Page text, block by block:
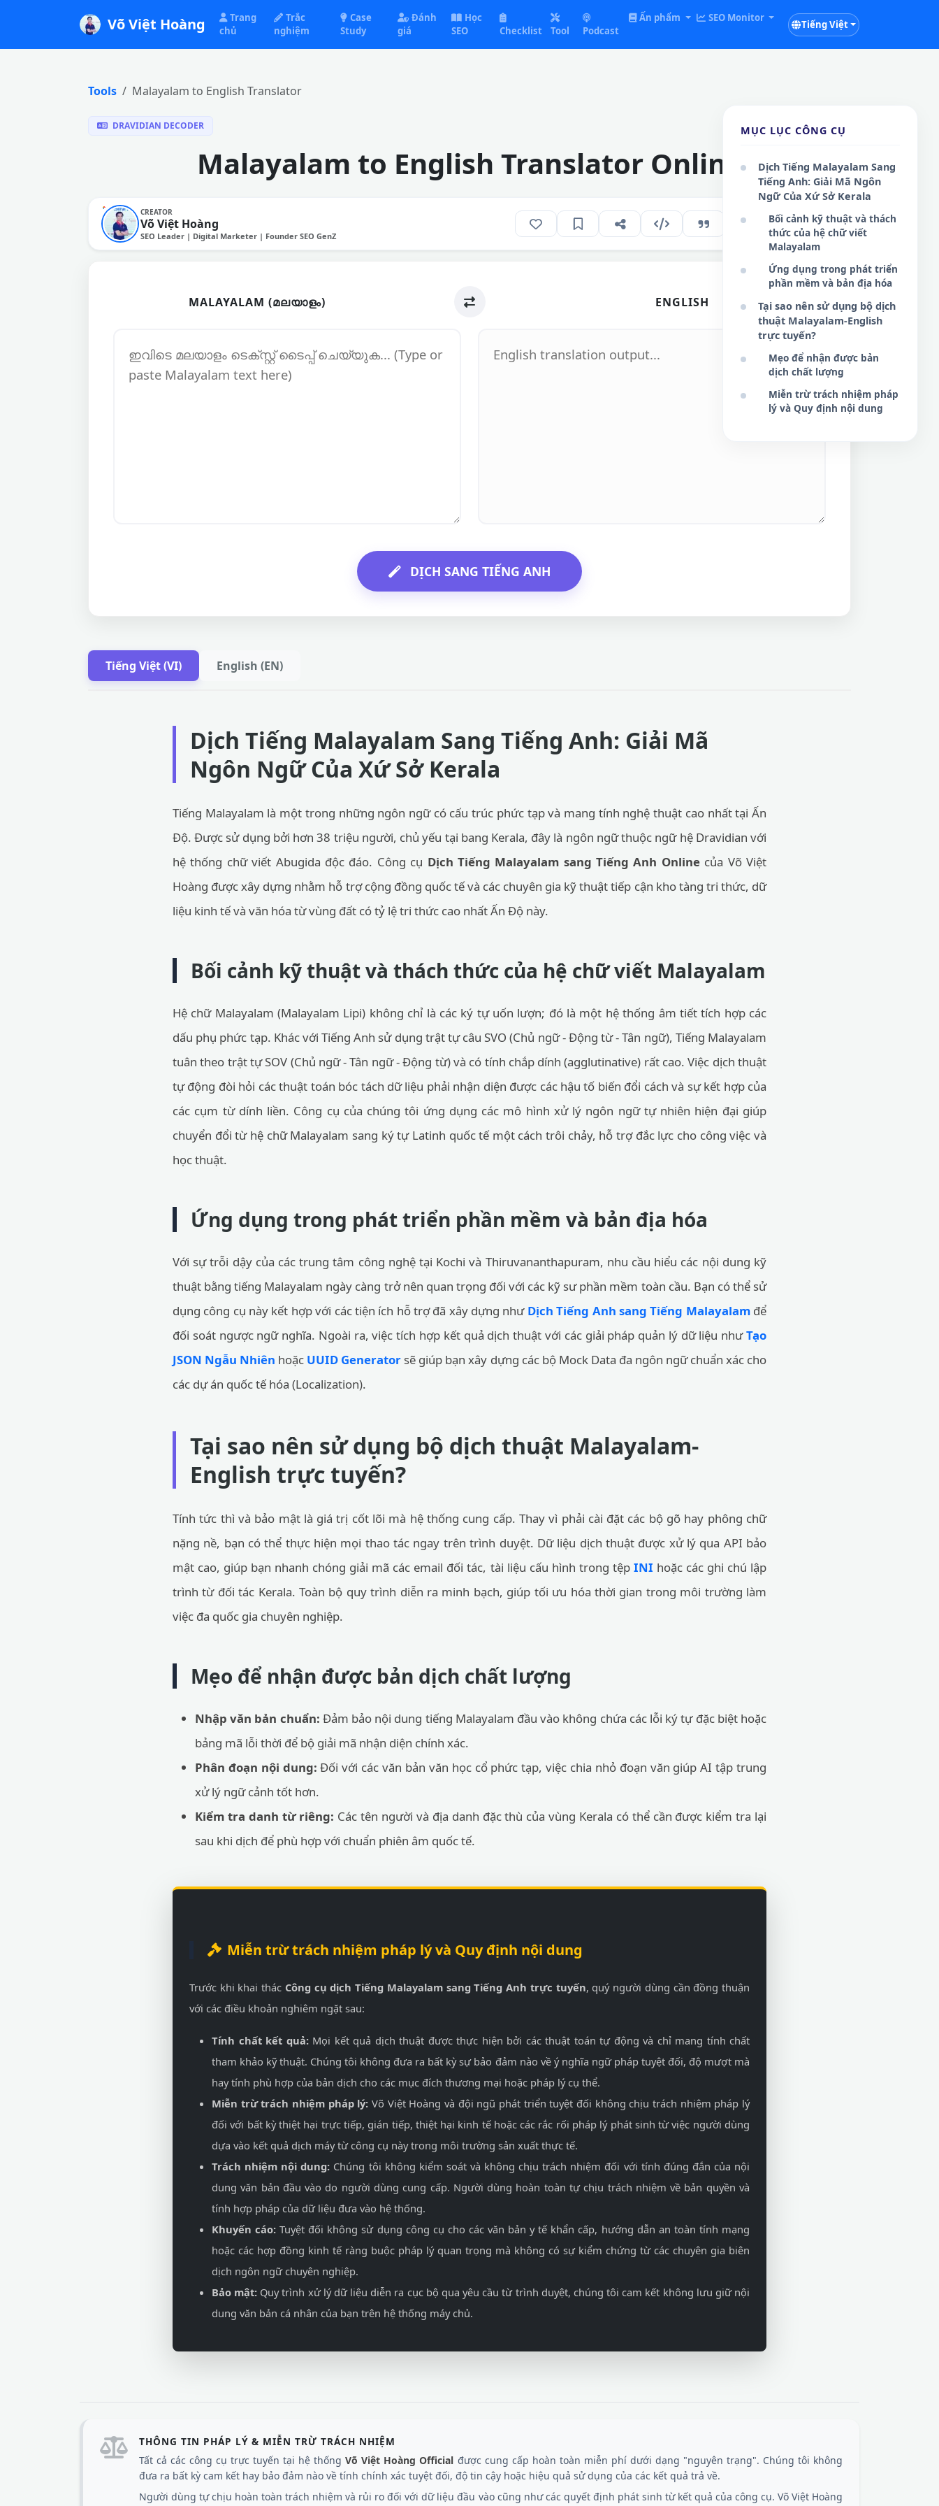
Võ Việt Hoàng
Trang
chủ
Trắc
nghiệm
Case
Study
Đánh
giá
Học
SEO
Checklist Tool Podcast
Ấn phẩm SEO Monitor
Tiếng Việt
Tools Malayalam to English Translator
DRAVIDIAN DECODER
Malayalam to English Translator Online
CREATOR
Võ Việt Hoàng
SEO Leader | Digital Marketer | Founder SEO GenZ
VI 159
MALAYALAM (മലയാളം) ENGLISH
DỊCH SANG TIẾNG ANH
Tiếng Việt (VI) English (EN)
Dịch Tiếng Malayalam Sang Tiếng Anh: Giải Mã
Ngôn Ngữ Của Xứ Sở Kerala
Tiếng Malayalam là một trong những ngôn ngữ có cấu trúc phức tạp và mang tính nghệ thuật cao nhất tại Ấn
Độ. Được sử dụng bởi hơn 38 triệu người, chủ yếu tại bang Kerala, đây là ngôn ngữ thuộc ngữ hệ Dravidian với
hệ thống chữ viết Abugida độc đáo. Công cụ Dịch Tiếng Malayalam sang Tiếng Anh Onlinecủa Võ Việt
Hoàng được xây dựng nhằm hỗ trợ cộng đồng quốc tế và các chuyên gia kỹ thuật tiếp cận kho tàng tri thức, dữ
liệu kinh tế và văn hóa từ vùng đất có tỷ lệ tri thức cao nhất Ấn Độ này.
Bối cảnh kỹ thuật và thách thức của hệ chữ viết Malayalam
Hệ chữ Malayalam (Malayalam Lipi) không chỉ là các ký tự uốn lượn; đó là một hệ thống âm tiết tích hợp các
dấu phụ phức tạp. Khác với Tiếng Anh sử dụng trật tự câu SVO (Chủ ngữ - Động từ - Tân ngữ), Tiếng Malayalam
tuân theo trật tự SOV (Chủ ngữ - Tân ngữ - Động từ) và có tính chắp dính (agglutinative) rất cao. Việc dịch thuật
tự động đòi hỏi các thuật toán bóc tách dữ liệu phải nhận diện được các hậu tố biến đổi cách và sự kết hợp của
các cụm từ dính liền. Công cụ của chúng tôi ứng dụng các mô hình xử lý ngôn ngữ tự nhiên hiện đại giúp
chuyển đổi từ hệ chữ Malayalam sang ký tự Latinh quốc tế một cách trôi chảy, hỗ trợ đắc lực cho công việc và
học thuật.
Ứng dụng trong phát triển phần mềm và bản địa hóa
Với sự trỗi dậy của các trung tâm công nghệ tại Kochi và Thiruvananthapuram, nhu cầu hiểu các nội dung kỹ
thuật bằng tiếng Malayalam ngày càng trở nên quan trọng đối với các kỹ sư phần mềm toàn cầu. Bạn có thể sử
dụng công cụ này kết hợp với các tiện ích hỗ trợ đã xây dựng như Dịch Tiếng Anh sang Tiếng Malayalamđể
đối soát ngược ngữ nghĩa. Ngoài ra, việc tích hợp kết quả dịch thuật với các giải pháp quản lý dữ liệu nhưTạo
JSON Ngẫu Nhiên hoặc UUID Generator sẽ giúp bạn xây dựng các bộ Mock Data đa ngôn ngữ chuẩn xác cho
các dự án quốc tế hóa (Localization).
Tại sao nên sử dụng bộ dịch thuật Malayalam-
English trực tuyến?
Tính tức thì và bảo mật là giá trị cốt lõi mà hệ thống cung cấp. Thay vì phải cài đặt các bộ gõ hay phông chữ
nặng nề, bạn có thể thực hiện mọi thao tác ngay trên trình duyệt. Dữ liệu dịch thuật được xử lý qua API bảo
mật cao, giúp bạn nhanh chóng giải mã các email đối tác, tài liệu cấu hình trong tệp INI hoặc các ghi chú lập
trình từ đối tác Kerala. Toàn bộ quy trình diễn ra minh bạch, giúp tối ưu hóa thời gian trong môi trường làm
việc đa quốc gia chuyên nghiệp.
Mẹo để nhận được bản dịch chất lượng
Nhập văn bản chuẩn: Đảm bảo nội dung tiếng Malayalam đầu vào không chứa các lỗi ký tự đặc biệt hoặc
bảng mã lỗi thời để bộ giải mã nhận diện chính xác.
Phân đoạn nội dung: Đối với các văn bản văn học cổ phức tạp, việc chia nhỏ đoạn văn giúp AI tập trung
xử lý ngữ cảnh tốt hơn.
Kiểm tra danh từ riêng: Các tên người và địa danh đặc thù của vùng Kerala có thể cần được kiểm tra lại
sau khi dịch để phù hợp với chuẩn phiên âm quốc tế.
Miễn trừ trách nhiệm pháp lý và Quy định nội dung
Trước khi khai thác Công cụ dịch Tiếng Malayalam sang Tiếng Anh trực tuyến, quý người dùng cần đồng thuận
với các điều khoản nghiêm ngặt sau:
Tính chất kết quả:Mọi kết quả dịch thuật được thực hiện bởi các thuật toán tự động và chỉ mang tính chất
tham khảo kỹ thuật. Chúng tôi không đưa ra bất kỳ sự bảo đảm nào về ý nghĩa ngữ pháp tuyệt đối, độ mượt mà
hay tính phù hợp của bản dịch cho các mục đích thương mại hoặc pháp lý cụ thể.
Miễn trừ trách nhiệm pháp lý: Võ Việt Hoàng và đội ngũ phát triển tuyệt đối không chịu trách nhiệm pháp lý
đối với bất kỳ thiệt hại trực tiếp, gián tiếp, thiệt hại kinh tế hoặc các rắc rối pháp lý phát sinh từ việc người dùng
dựa vào kết quả dịch máy từ công cụ này trong môi trường sản xuất thực tế.
Trách nhiệm nội dung: Chúng tôi không kiểm soát và không chịu trách nhiệm đối với tính đúng đắn của nội
dung văn bản đầu vào do người dùng cung cấp. Người dùng hoàn toàn tự chịu trách nhiệm về bản quyền và
tính hợp pháp của dữ liệu đưa vào hệ thống.
Khuyến cáo: Tuyệt đối không sử dụng công cụ cho các văn bản y tế khẩn cấp, hướng dẫn an toàn tính mạng
hoặc các hợp đồng kinh tế ràng buộc pháp lý quan trọng mà không có sự kiểm chứng từ các chuyên gia biên
dịch ngôn ngữ chuyên nghiệp.
Bảo mật: Quy trình xử lý dữ liệu diễn ra cục bộ qua yêu cầu từ trình duyệt, chúng tôi cam kết không lưu giữ nội
dung văn bản cá nhân của bạn trên hệ thống máy chủ.
THÔNG TIN PHÁP LÝ & MIỄN TRỪ TRÁCH NHIỆM
Tất cả các công cụ trực tuyến tại hệ thốngVõ Việt Hoàng Official được cung cấp hoàn toàn miễn phí dưới dạng "nguyên trạng". Chúng tôi không
đưa ra bất kỳ cam kết hay bảo đảm nào về tính chính xác tuyệt đối, độ tin cậy hoặc hiệu quả sử dụng của các kết quả trả về.
Người dùng tự chịu hoàn toàn trách nhiệm và rủi ro đối với dữ liệu đầu vào cũng như các quyết định phát sinh từ kết quả của công cụ. Võ Việt Hoàng
MỤC LỤC CÔNG CỤ
Dịch Tiếng Malayalam Sang
Tiếng Anh: Giải Mã Ngôn
Ngữ Của Xứ Sở Kerala
Bối cảnh kỹ thuật và thách
thức của hệ chữ viết
Malayalam
Ứng dụng trong phát triển
phần mềm và bản địa hóa
Tại sao nên sử dụng bộ dịch
thuật Malayalam-English
trực tuyến?
Mẹo để nhận được bản
dịch chất lượng
Miễn trừ trách nhiệm pháp
lý và Quy định nội dung